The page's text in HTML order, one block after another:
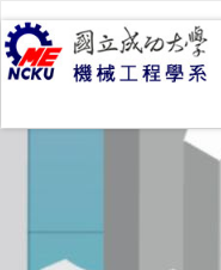
跳
到
主
要
容